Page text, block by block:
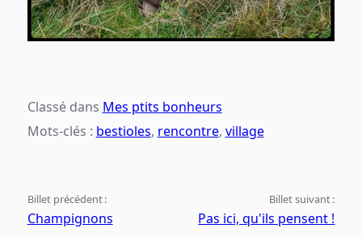
Classé dans Mes ptits bonheurs
Mots-clés : bestioles, rencontre, village
Billet précédent :
Champignons
Billet suivant :
Pas ici, qu'ils pensent !